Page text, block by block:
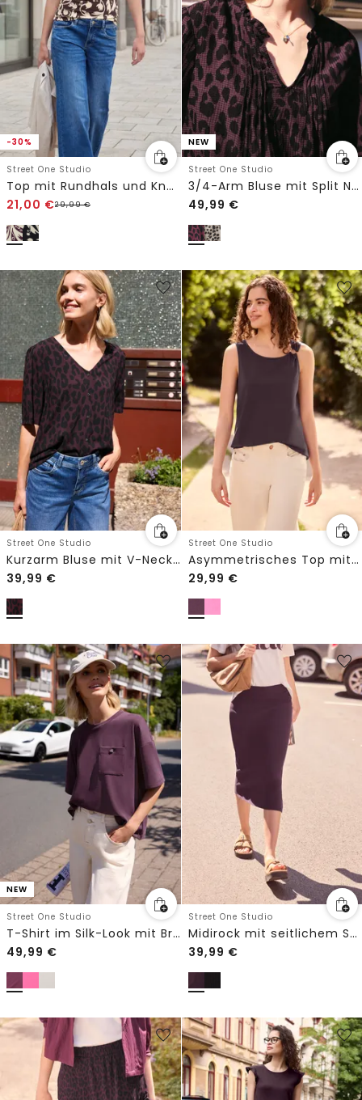
-30%
Street One Studio
Top mit Rundhals und Knopfdetail
21,00 €29,99€
NEW
Street One Studio
3/4-Arm Bluse mit Split Neck und Print
49,99 €
Street One Studio
Kurzarm Bluse mit V-Neck und Leo-Print
39,99 €
Street One Studio
Asymmetrisches Top mit Rundhals
29,99 €
NEW
Street One Studio
T-Shirt im Silk-Look mit Brusttasche
49,99 €
Street One Studio
Midirock mit seitlichem Schlitz
39,99 €